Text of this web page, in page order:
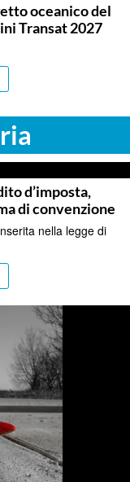
oceanico del
Transat 2027
d’imposta,
di convenzione
nella legge di